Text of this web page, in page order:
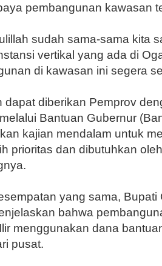
pembangunan kawasan
sudah sama-sama kita
vertikal yang ada di
di kawasan ini segera
dapat diberikan Pemprov
Bantuan Gubernur
kajian mendalam untuk
prioritas dan dibutuhkan
yang sama, Bupati
bahwa
menggunakan dana
pusat.